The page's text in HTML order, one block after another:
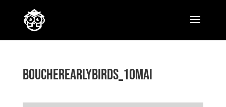
boucherearlybirds_10mai